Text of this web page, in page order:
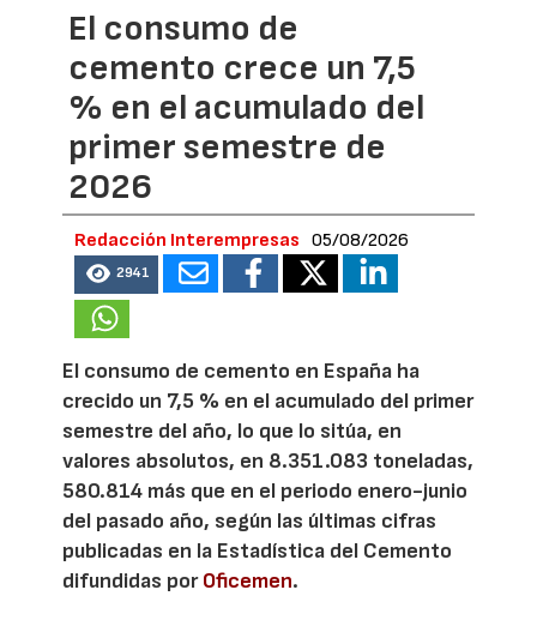
El consumo de
cemento crece un 7,5
% en el acumulado del
primer semestre de
2026
Redacción Interempresas 05/08/2026
2941
El consumo de cemento en España ha
crecido un 7,5 % en el acumulado del primer
semestre del año, lo que lo sitúa, en
valores absolutos, en 8.351.083 toneladas,
580.814 más que en el periodo enero-junio
del pasado año, según las últimas cifras
publicadas en la Estadística del Cemento
difundidas porOficemen.